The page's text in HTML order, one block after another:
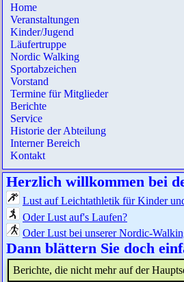
Home
Veranstaltungen
Kinder/Jugend
Läufertruppe
Nordic Walking
Sportabzeichen
Vorstand
Termine für Mitglieder
Berichte
Service
Historie der Abteilung
Interner Bereich
Kontakt
Herzlich willkommen bei
Lust auf Leichtathletik für Kinder
Oder Lust auf's Laufen?
Oder Lust bei unserer Nordic-
Dann blättern Sie doch
Berichte, die nicht mehr auf der